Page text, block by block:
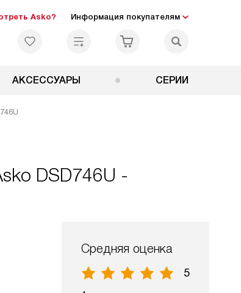
Asko? Информация покупателям
АКСЕССУАРЫ СЕРИИ
DSD746U -
Средняя оценка
5